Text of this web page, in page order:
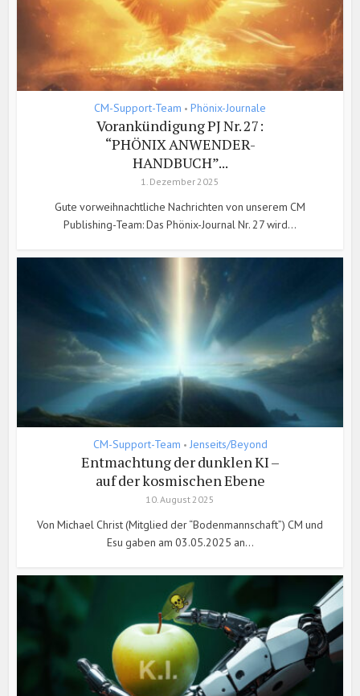
CM-Support-Team • Phönix-Journale
Vorankündigung PJ Nr. 27:
“PHÖNIX ANWENDER-
HANDBUCH”...
1. Dezember 2025
Gute vorweihnachtliche Nachrichten von unserem CM
Publishing-Team: Das Phönix-Journal Nr. 27 wird...
CM-Support-Team • Jenseits/Beyond
Entmachtung der dunklen KI –
auf der kosmischen Ebene
10. August 2025
Von Michael Christ (Mitglied der “Bodenmannschaft”) CM und
Esu gaben am 03.05.2025 an...